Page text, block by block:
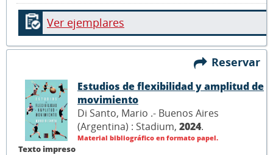
Ver ejemplares
Reservar
Texto impreso
Estudios de flexibilidad y amplitud de
movimiento
Di Santo, Mario .- Buenos Aires
(Argentina) : Stadium, 2024.
Material bibliográfico en formato papel.